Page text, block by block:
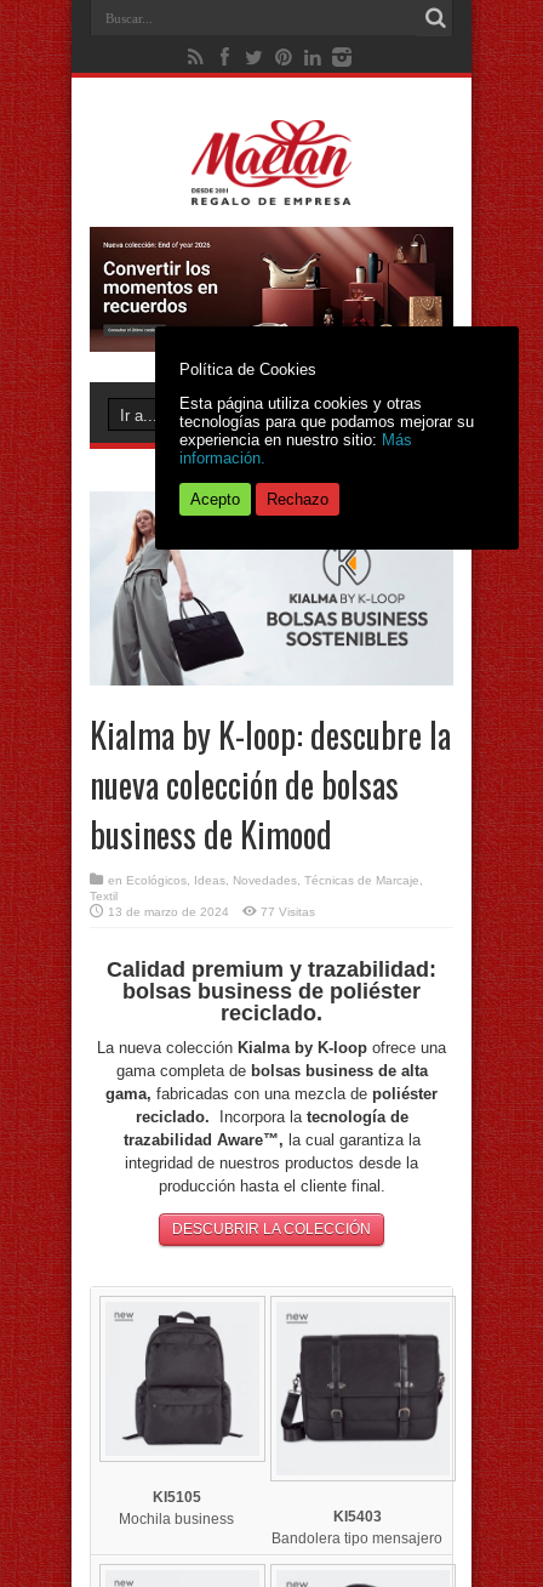
Kialma by K-loop: descubre la
nueva colección de bolsas
business de Kimood
en Ecológicos Ideas Novedades Técnicas de Marcaje
Textil
13 de marzo de 2024
77 Visitas
Calidad premium y trazabilidad:
bolsas business de poliéster
reciclado.
La nueva colección Kialma by K-loop ofrece una
gama completa de bolsas business de alta
gama, fabricadas con una mezcla de poliéster
reciclado. Incorpora latecnología de
trazabilidad Aware™, la cual garantiza la
integridad de nuestros productos desde la
producción hasta el cliente final.
DESCUBRIR LA COLECCIÓN
KI5105
Mochila business
KI5403
Bandolera tipo mensajero
Política de Cookies
Esta página utiliza cookies y otras
tecnologías para que podamos mejorar su
experiencia en nuestro sitio: Más
información.
Acepto Rechazo